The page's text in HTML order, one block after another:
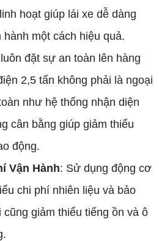
hoạt giúp lái xe dễ dàng
một cách hiệu quả.
đặt sự an toàn lên hàng
2,5 tấn không phải là ngoại
như hệ thống nhận diện
cân bằng giúp giảm thiểu
động.
Vận Hành: Sử dụng động cơ
chi phí nhiên liệu và bảo
giảm thiểu tiếng ồn và ô